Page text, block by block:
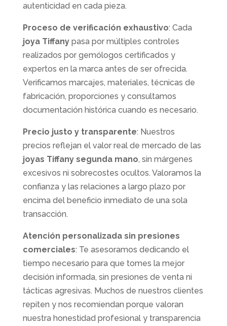
autenticidad en cada pieza.
Proceso de verificación exhaustivo: Cada
joya Tiffanypasa por múltiples controles
realizados por gemólogos certificados y
expertos en la marca antes de ser ofrecida.
Verificamos marcajes, materiales, técnicas de
fabricación, proporciones y consultamos
documentación histórica cuando es necesario.
Precio justo y transparente: Nuestros
precios reflejan el valor real de mercado de las
joyas Tiffany segunda mano, sin márgenes
excesivos ni sobrecostes ocultos. Valoramos la
confianza y las relaciones a largo plazo por
encima del beneficio inmediato de una sola
transacción.
Atención personalizada sin presiones
comerciales: Te asesoramos dedicando el
tiempo necesario para que tomes la mejor
decisión informada, sin presiones de venta ni
tácticas agresivas. Muchos de nuestros clientes
repiten y nos recomiendan porque valoran
nuestra honestidad profesional y transparencia